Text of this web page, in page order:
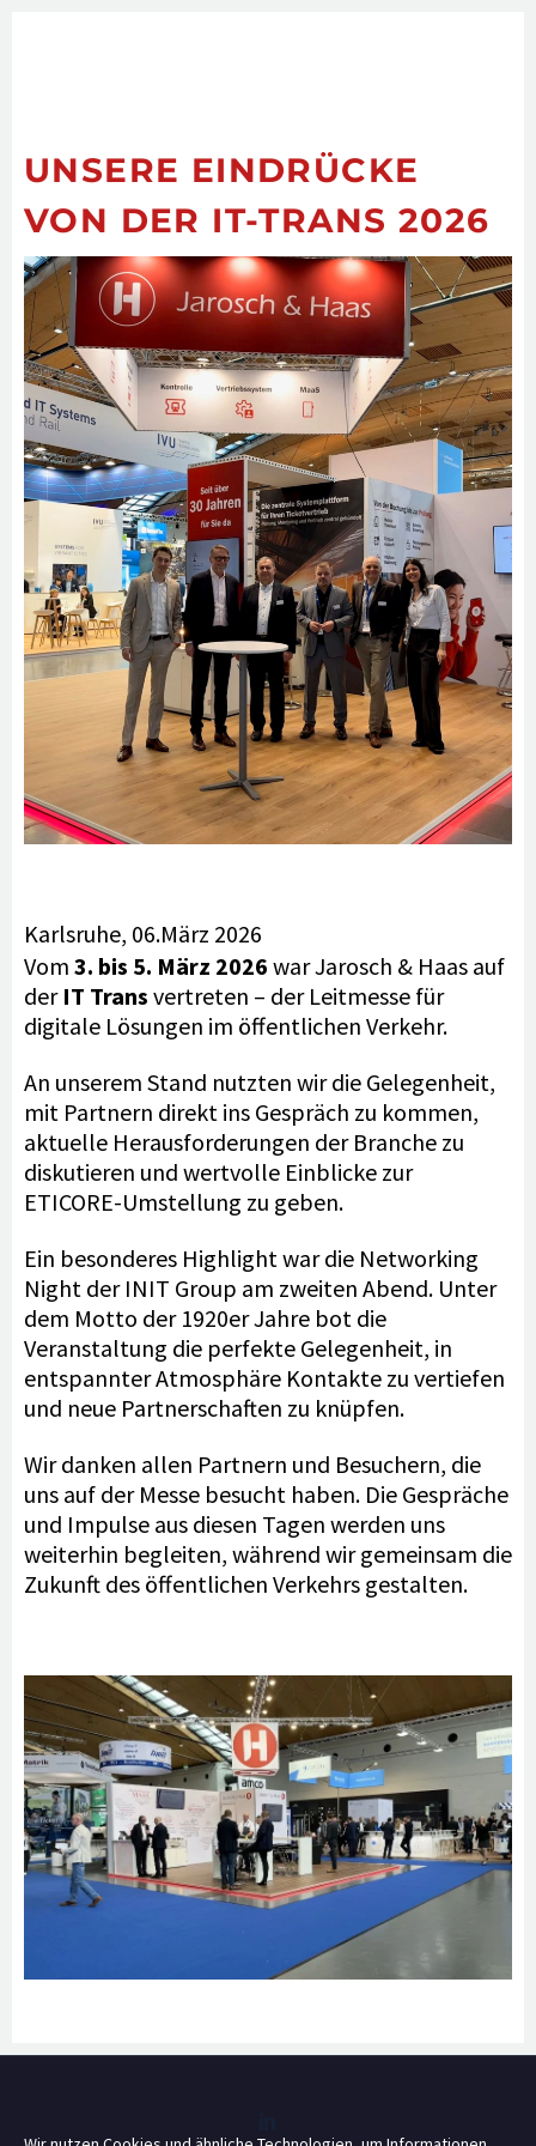
UNSERE EINDRÜCKE
VON DER IT-TRANS 2026
Karlsruhe, 06.März 2026
Vom 3. bis 5. März 2026 war Jarosch & Haas auf
der IT Trans vertreten – der Leitmesse für
digitale Lösungen im öffentlichen Verkehr.
An unserem Stand nutzten wir die Gelegenheit,
mit Partnern direkt ins Gespräch zu kommen,
aktuelle Herausforderungen der Branche zu
diskutieren und wertvolle Einblicke zur
ETICORE-Umstellung zu geben.
Ein besonderes Highlight war die Networking
Night der INIT Group am zweiten Abend. Unter
dem Motto der 1920er Jahre bot die
Veranstaltung die perfekte Gelegenheit, in
entspannter Atmosphäre Kontakte zu vertiefen
und neue Partnerschaften zu knüpfen.
Wir danken allen Partnern und Besuchern, die
uns auf der Messe besucht haben. Die Gespräche
und Impulse aus diesen Tagen werden uns
weiterhin begleiten, während wir gemeinsam die
Zukunft des öffentlichen Verkehrs gestalten.